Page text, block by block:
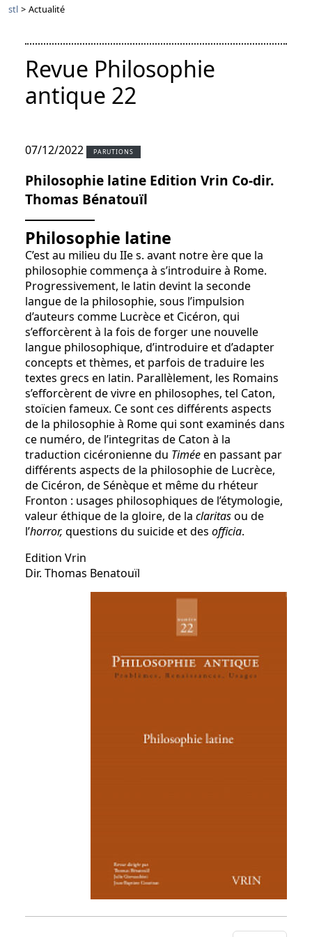
stl > Actualité
Revue Philosophie
antique 22
07/12/2022 PARUTIONS
Philosophie latine Edition Vrin Co-dir.
Thomas Bénatouïl
Philosophie latine
C’est au milieu du IIe s. avant notre ère que la
philosophie commença à s’introduire à Rome.
Progressivement, le latin devint la seconde
langue de la philosophie, sous l’impulsion
d’auteurs comme Lucrèce et Cicéron, qui
s’efforcèrent à la fois de forger une nouvelle
langue philosophique, d’introduire et d’adapter
concepts et thèmes, et parfois de traduire les
textes grecs en latin. Parallèlement, les Romains
s’efforcèrent de vivre en philosophes, tel Caton,
stoïcien fameux. Ce sont ces différents aspects
de la philosophie à Rome qui sont examinés dans
ce numéro, de l’integritas de Caton à la
traduction cicéronienne du Timéeen passant par
différents aspects de la philosophie de Lucrèce,
de Cicéron, de Sénèque et même du rhéteur
Fronton : usages philosophiques de l’étymologie,
valeur éthique de la gloire, de la claritasou de
l’horror, questions du suicide et des officia.
Edition Vrin
Dir. Thomas Benatouïl